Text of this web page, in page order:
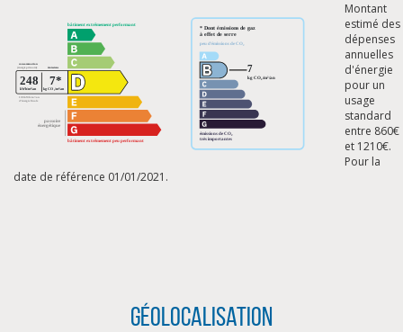
Montant
estimé des
dépenses
annuelles
d'énergie
pour un
usage
standard
entre 860€
et 1210€.
Pour la
date de référence 01/01/2021.
Géolocalisation